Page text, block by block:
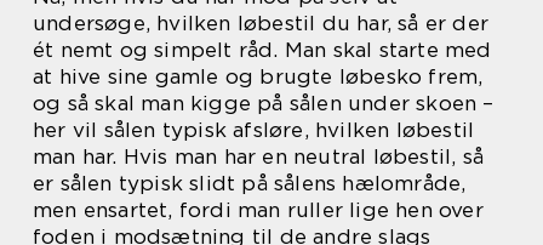
undersøge, hvilken løbestil du har, så er der
ét nemt og simpelt råd. Man skal starte med
at hive sine gamle og brugte løbesko frem,
og så skal man kigge på sålen under skoen –
her vil sålen typisk afsløre, hvilken løbestil
man har. Hvis man har en neutral løbestil, så
er sålen typisk slidt på sålens hælområde,
men ensartet, fordi man ruller lige hen over
foden i modsætning til de andre slags